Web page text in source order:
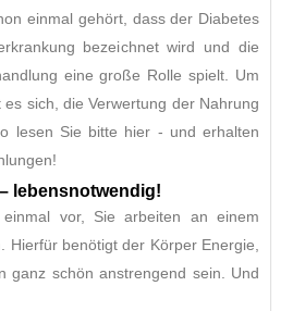
einmal gehört, dass der Diabetes
bezeichnet wird und die
eine große Rolle spielt. Um
sich, die Verwertung der Nahrung
lesen Sie bitte hier - und erhalten
lebensnotwendig!
vor, Sie arbeiten an einem
Hierfür benötigt der Körper Energie,
ganz schön anstrengend sein. Und